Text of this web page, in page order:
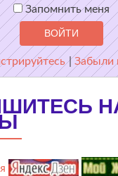
Запомнить меня
|Забыли